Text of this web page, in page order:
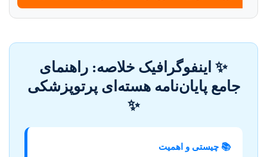
✨ اینفوگرافیک خلاصه: راهنمای
جامع پایان‌نامه هسته‌ای پرتوپزشکی
✨
📚 چیستی و اهمیت